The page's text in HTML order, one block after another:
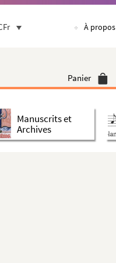
À propos
Panier
Manuscrits et
Archives